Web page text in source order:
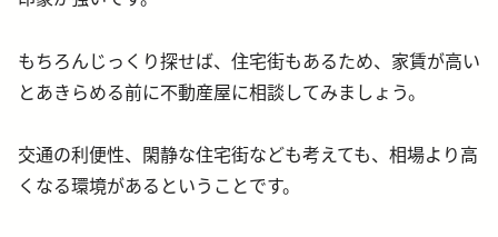
もちろんじっくり探せば、住宅街もあるため、家賃が高い
とあきらめる前に不動産屋に相談してみましょう。
交通の利便性、閑静な住宅街なども考えても、相場より高
くなる環境があるということです。